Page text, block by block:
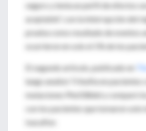
seguro y tenía un perfil de efectos
aceptable", con la interrupción del
prueba como resultado de eventos
ocurrieron en solo el 1% de los
El segundo artículo, publicado en
luego analizó Trikafta en pacientes
mutaciones Phe508del y comparó
con los pacientes que tomaron solo
ivacaftor.